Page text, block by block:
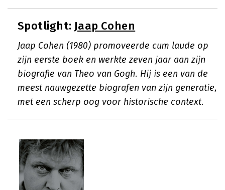
Spotlight: Jaap Cohen
Jaap Cohen (1980) promoveerde cum laude op
zijn eerste boek en werkte zeven jaar aan zijn
biografie van Theo van Gogh. Hij is een van de
meest nauwgezette biografen van zijn generatie,
met een scherp oog voor historische context.